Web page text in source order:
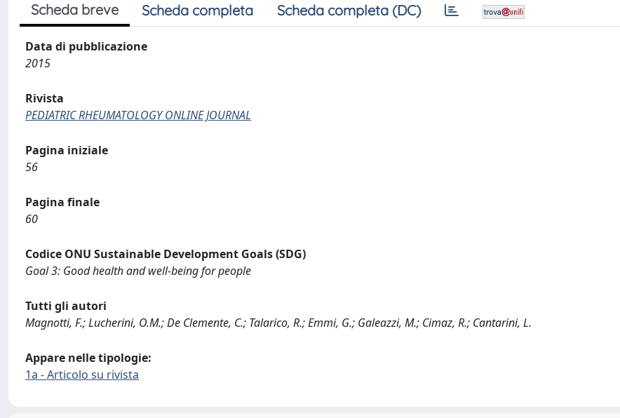
Scheda breve Scheda completa Scheda completa (DC)
Data di pubblicazione
2015
Rivista
PEDIATRIC RHEUMATOLOGY ONLINE JOURNAL
Pagina iniziale
56
Pagina finale
60
Codice ONU Sustainable Development Goals (SDG)
Goal 3: Good health and well-being for people
Tutti gli autori
Magnotti, F.; Lucherini, O.M.; De Clemente, C.; Talarico, R.; Emmi, G.; Galeazzi, M.; Cimaz, R.; Cantarini, L.
Appare nelle tipologie:
1a - Articolo su rivista